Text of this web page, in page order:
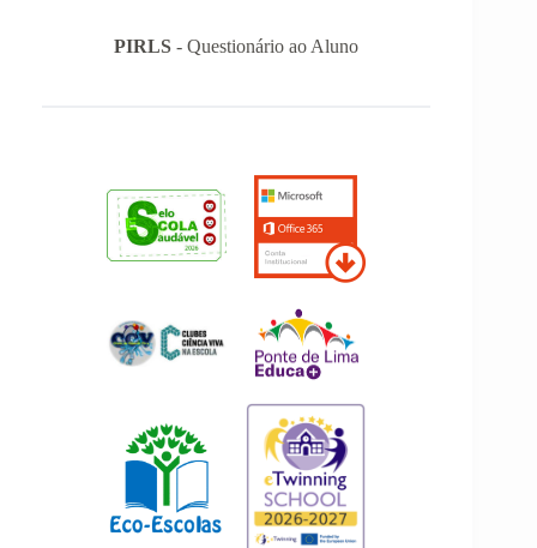
PIRLS - Questionário ao Aluno